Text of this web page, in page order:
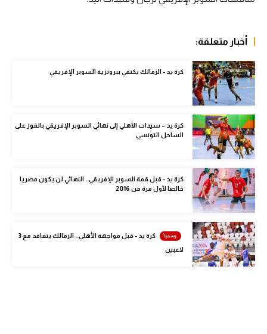
القسم الثاني
رياضات أخرى
أمم إفريقيا
كرة السلة الأمريكية
كرة سلة
كرة طائرة
الوطن العربي
في المونديال
رياضة نسائية
أخبار متعلقة:
كرة يد - الزمالك يكتفي ببرونزية السوبر الإفريقي
كرة يد – سيدات الأهلي إلى نهائي السوبر الإفريقي بالفوز على
الساحل التونسي
كرة يد - قبل قمة السوبر الإفريقي.. النهائي لن يكون مصريا
خالصا لأول مرة من 2016
كرة يد - قبل مواجهة الأهلي.. الزمالك يتعاقد مع 3
لاعبين